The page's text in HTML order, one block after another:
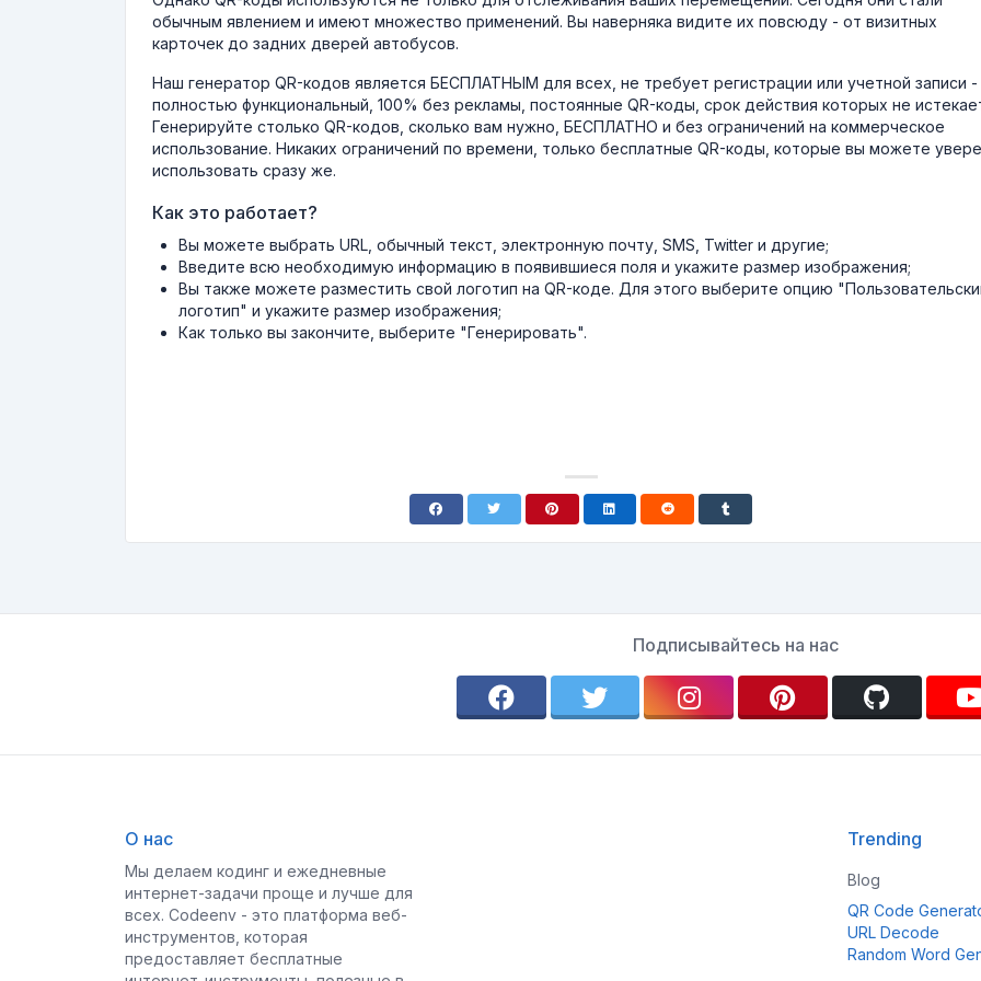
обычным явлением и имеют множество применений. Вы наверняка видите их повсюду - от визитных
карточек до задних дверей автобусов.
Наш генератор QR-кодов является БЕСПЛАТНЫМ для всех, не требует регистрации или учетной записи -
полностью функциональный, 100% без рекламы, постоянные QR-коды, срок действия которых не
Генерируйте столько QR-кодов, сколько вам нужно, БЕСПЛАТНО и без ограничений на коммерческое
использование. Никаких ограничений по времени, только бесплатные QR-коды, которые вы можете
использовать сразу же.
Как это работает?
Вы можете выбрать URL, обычный текст, электронную почту, SMS, Twitter и другие;
Введите всю необходимую информацию в появившиеся поля и укажите размер изображения;
Вы также можете разместить свой логотип на QR-коде. Для этого выберите опцию
логотип" и укажите размер изображения;
Как только вы закончите, выберите "Генерировать".
Подписывайтесь на нас
О нас
Мы делаем кодинг и ежедневные
интернет-задачи проще и лучше для
всех. Codeenv - это платформа веб-
инструментов, которая
предоставляет бесплатные
Trending
Blog
QR Code
URL Decode
Random Word